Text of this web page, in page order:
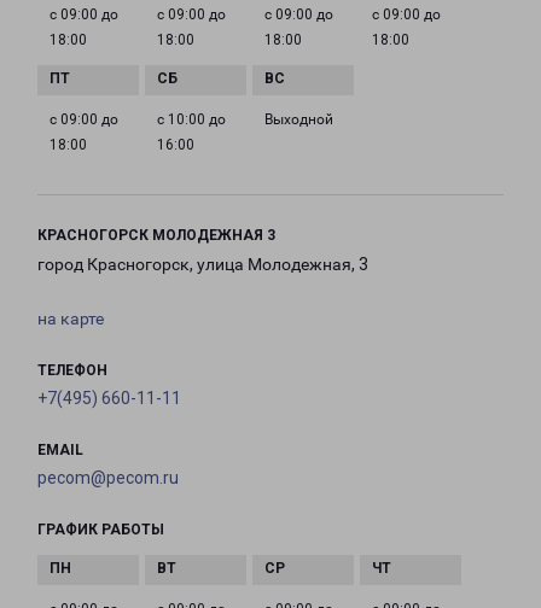
с 09:00 до
18:00
с 09:00 до
18:00
с 09:00 до
18:00
с 09:00 до
18:00
с 09:00 до
18:00
с 10:00 до
16:00
Выходной
КРАСНОГОРСК МОЛОДЕЖНАЯ 3
город Красногорск, улица Молодежная, 3
на карте
ТЕЛЕФОН
+7(495) 660-11-11
EMAIL
pecom@pecom.ru
ГРАФИК РАБОТЫ